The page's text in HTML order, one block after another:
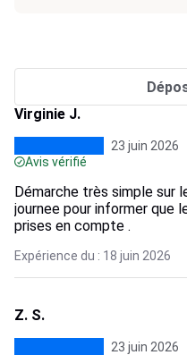
Virginie J.
23 juin 2026
Avis vérifié
Démarche très simple sur
journee pour informer que
prises en compte .
Expérience du : 18 juin 2026
Z. S.
23 juin 2026